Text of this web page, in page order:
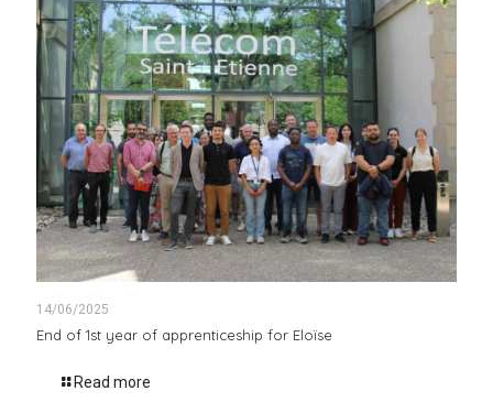
14/06/2025
End of 1st year of apprenticeship for Eloïse
Read more